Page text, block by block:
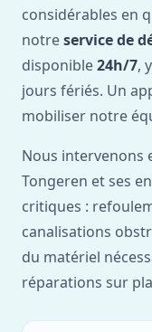
considérables en
notreservice de
disponible24h/7,
jours fériés. Un
mobiliser notre
Nous intervenons
Tongeren et ses
critiques :
canalisations
du matériel
réparations sur